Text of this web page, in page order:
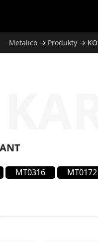
Metalico → Produkty →
MT0316 MT0172